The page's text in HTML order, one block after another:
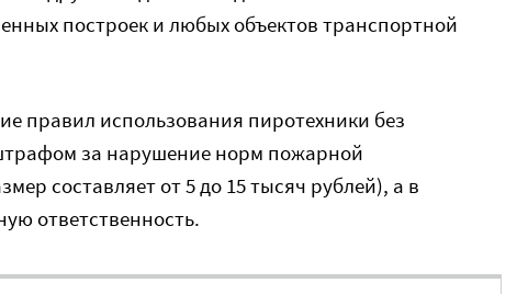
построек и любых объектов транспортной
правил использования пиротехники без
за нарушение норм пожарной
составляет от 5 до 15 тысяч рублей), а в
ответственность.